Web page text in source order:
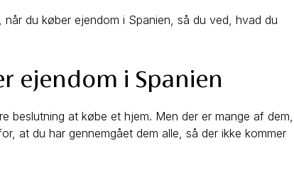
du køber ejendom i Spanien, så du ved, hvad du
ejendom i Spanien
beslutning at købe et hjem. Men der er mange af dem,
at du har gennemgået dem alle, så der ikke kommer